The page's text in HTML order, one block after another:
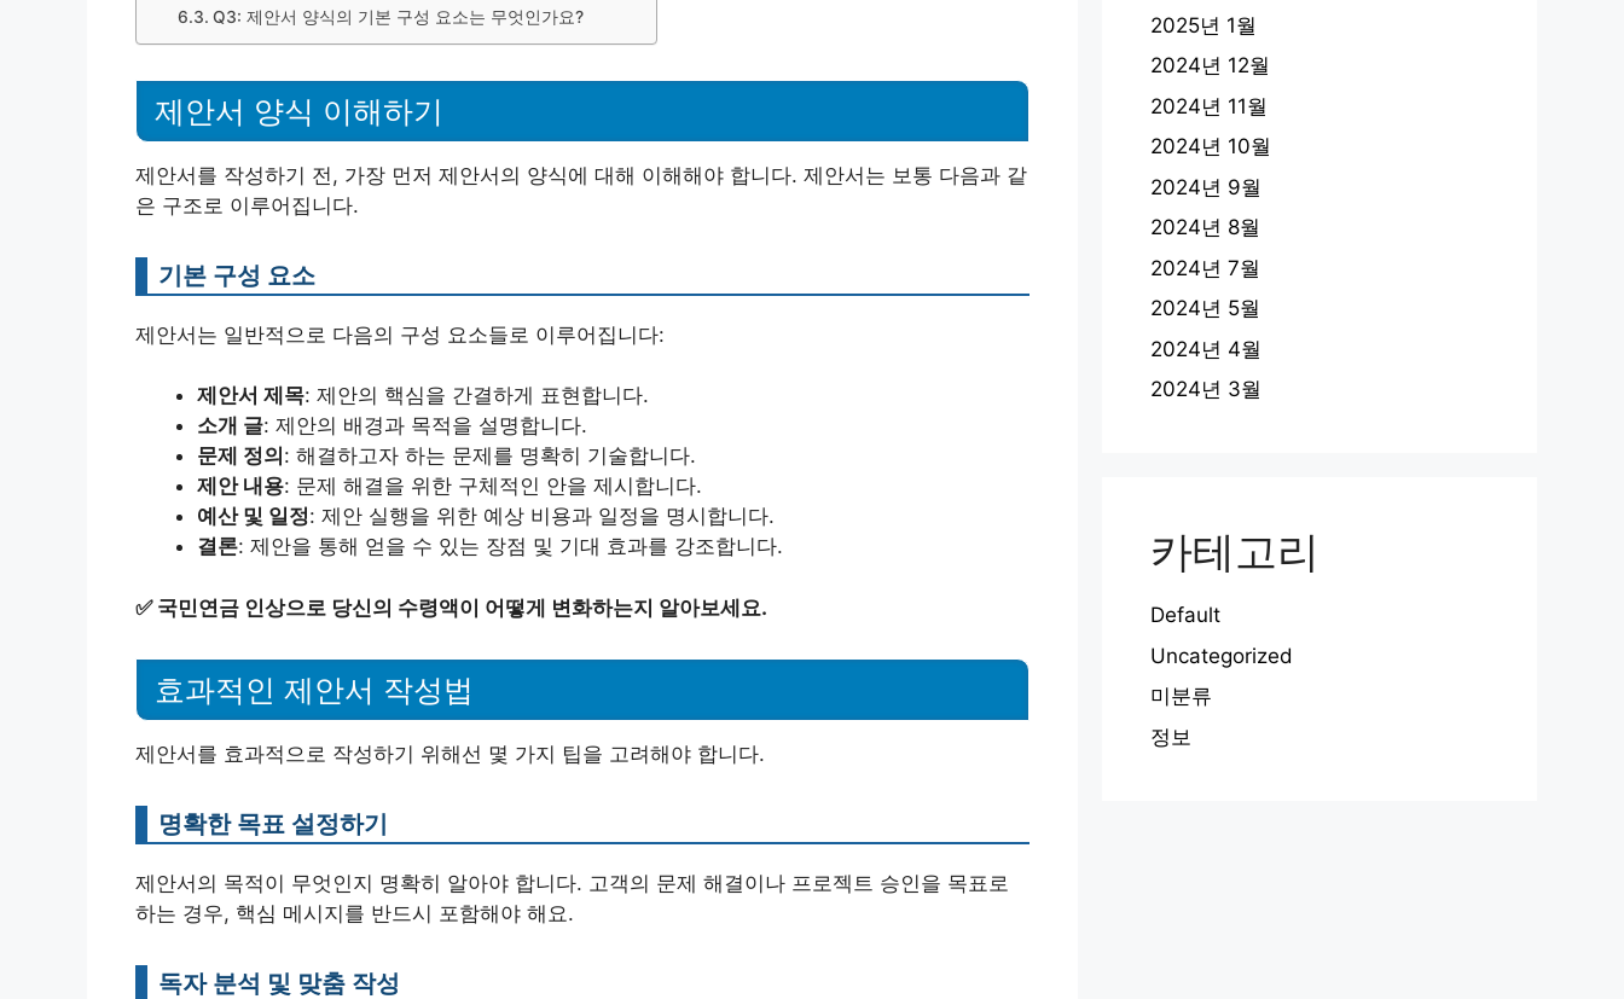
Q3: 제안서 양식의 기본 구성 요소는 무엇인가요?
제안서 양식 이해하기
제안서를 작성하기 전, 가장 먼저 제안서의 양식에 대해 이해해야 합니다. 제안서는 보통 다음과 같
은 구조로 이루어집니다.
기본 구성 요소
제안서는 일반적으로 다음의 구성 요소들로 이루어집니다:
제안서 제목: 제안의 핵심을 간결하게 표현합니다.
소개 글: 제안의 배경과 목적을 설명합니다.
문제 정의 : 해결하고자 하는 문제를 명확히 기술합니다.
제안 내용: 문제 해결을 위한 구체적인 안을 제시합니다.
예산 및 일정: 제안 실행을 위한 예상 비용과 일정을 명시합니다.
결론: 제안을 통해 얻을 수 있는 장점 및 기대 효과를 강조합니다.
✅ 국민연금 인상으로 당신의 수령액이 어떻게 변화하는지 알아보세요.
효과적인 제안서 작성법
제안서를 효과적으로 작성하기 위해선 몇 가지 팁을 고려해야 합니다.
명확한 목표 설정하기
제안서의 목적이 무엇인지 명확히 알아야 합니다. 고객의 문제 해결이나 프로젝트 승인을 목표로
하는 경우, 핵심 메시지를 반드시 포함해야 해요.
독자 분석 및 맞춤 작성
2025년 1월
2024년 12월
2024년 11월
2024년 10월
2024년 9월
2024년 8월
2024년 7월
2024년 5월
2024년 4월
2024년 3월
카테고리
Default
Uncategorized
미분류
정보